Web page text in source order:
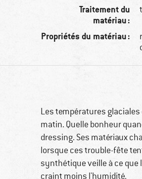
Traitement du
matériau :
Propriétés du matériau :
Les températures
matin. Quelle bonheur
dressing. Ses matériaux
lorsque ces trouble-fête
synthétique veille à ce que
craint moins l'humidité.